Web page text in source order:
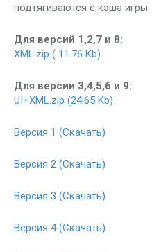
подтягиваются с кэша игры.
Для версий 1,2,7 и 8:
XML.zip ( 11.76 Kb)
Для версии 3,4,5,6 и 9:
UI+XML.zip (24.65 Kb)
Версия 1 (Скачать)
Версия 2 (Скачать)
Версия 3 (Скачать)
Версия 4 (Скачать)